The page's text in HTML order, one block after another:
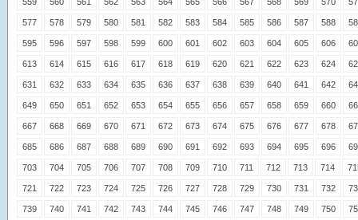
577 578 579 580 581 582 583 584 585 586 587 588
595 596 597 598 599 600 601 602 603 604 605 606
613 614 615 616 617 618 619 620 621 622 623 624
631 632 633 634 635 636 637 638 639 640 641 642
649 650 651 652 653 654 655 656 657 658 659 660
667 668 669 670 671 672 673 674 675 676 677 678
685 686 687 688 689 690 691 692 693 694 695 696
703 704 705 706 707 708 709 710 711 712 713 714
721 722 723 724 725 726 727 728 729 730 731 732
739 740 741 742 743 744 745 746 747 748 749 750